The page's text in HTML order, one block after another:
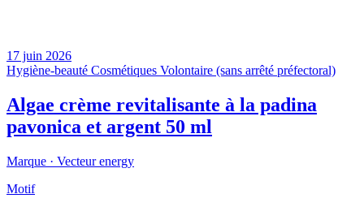
17 juin 2026
Hygiène-beauté Cosmétiques Volontaire (sans arrêté préfectoral)
Algae crème revitalisante à la padina
pavonica et argent 50 ml
Marque · Vecteur energy
Motif